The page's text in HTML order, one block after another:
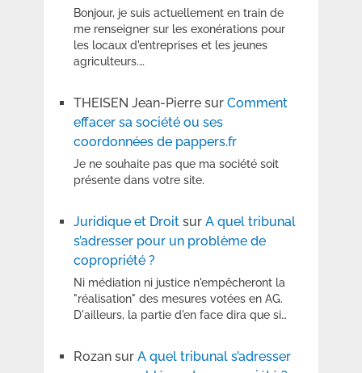
Bonjour, je suis actuellement en train de
me renseigner sur les exonérations pour
les locaux d'entreprises et les jeunes
agriculteurs.…
THEISEN Jean-Pierresur Comment
effacer sa société ou ses
coordonnées de pappers.fr
Je ne souhaite pas que ma société soit
présente dans votre site.
Juridique et Droitsur A quel tribunal
s’adresser pour un problème de
copropriété ?
Ni médiation ni justice n'empêcheront la
"réalisation" des mesures votées en AG.
D'ailleurs, la partie d'en face dira que si…
Rozansur A quel tribunal s’adresser